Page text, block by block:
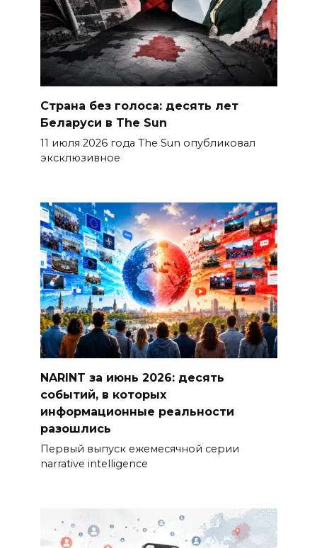
Страна без голоса: десять лет
Беларуси в The Sun
11 июля 2026 года The Sun опубликовал
эксклюзивное
NARINT за июнь 2026: десять
событий, в которых
информационные реальности
разошлись
Первый выпуск ежемесячной серии
narrative intelligence